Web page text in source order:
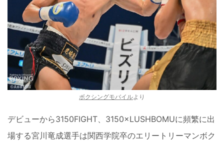
ボクシングモバイルより
デビューから3150FIGHT、3150×LUSHBOMUに頻繁に出
場する宮川竜成選手は関西学院卒のエリートリーマンボク